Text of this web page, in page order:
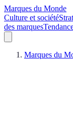
Marques du Monde
Culture et société
des marques
Marques du